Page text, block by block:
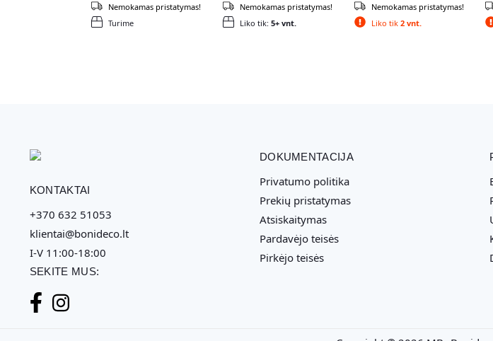
Turime
Nemokamas pristatymas!
Liko tik: 5+ vnt.
Nemokamas pristatymas!
Liko tik 2 vnt.
Nemokamas pristatymas!
KONTAKTAI
+370 632 51053
klientai@bonideco.lt
I-V 11:00-18:00
SEKITE MUS:
DOKUMENTACIJA
Privatumo politika
Prekių pristatymas
Atsiskaitymas
Pardavėjo teisės
Pirkėjo teisės